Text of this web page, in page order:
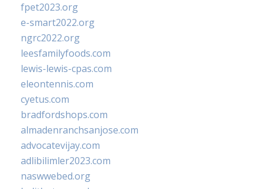
fpet2023.org
e-smart2022.org
ngrc2022.org
leesfamilyfoods.com
lewis-lewis-cpas.com
eleontennis.com
cyetus.com
bradfordshops.com
almadenranchsanjose.com
advocatevijay.com
adlibilimler2023.com
naswwebed.org